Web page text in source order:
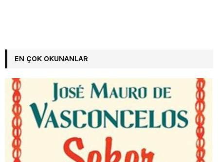
EN ÇOK OKUNANLAR